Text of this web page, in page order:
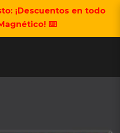
¡Descuentos en todo
⌨️